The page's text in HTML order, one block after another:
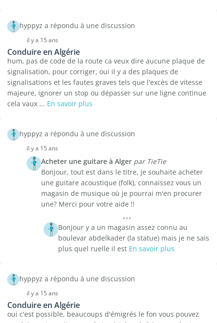
hyppyz a répondu à une discussion
il y a 15 ans
Conduire en Algérie
hum, pas de code de la route ca veux dire aucune plaque de
signalisation, pour corriger, oui il y a des plaques de
signalisations et les fautes graves tels que l'excès de vitesse
majeure, ignorer un stop ou dépasser sur une ligne continue
cela vaux ... En savoir plus
hyppyz a répondu à une discussion
il y a 15 ans
Acheter une guitare à Alger par TieTie
Bonjour, tout est dans le titre, je souhaite acheter
une guitare acoustique (folk), connaissez vous un
magasin de musique où je pourrai m'en procurer
une? Merci pour votre aide !!
Bonjour y a un magasin assez connu au
boulevar abdelkader (la statue) mais je ne sais
plus quel ruelle il est En savoir plus
hyppyz a répondu à une discussion
il y a 15 ans
Conduire en Algérie
oui c'est possible, beaucoups d'émigrés le fon vous pouvez